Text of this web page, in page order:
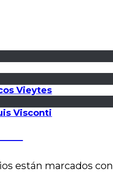
Vieytes
Visconti
están marcados con